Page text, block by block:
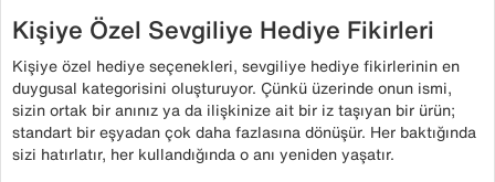
Kişiye Özel Sevgiliye Hediye Fikirleri
Kişiye özel hediye seçenekleri, sevgiliye hediye fikirlerinin en
duygusal kategorisini oluşturuyor. Çünkü üzerinde onun ismi,
sizin ortak bir anınız ya da ilişkinize ait bir iz taşıyan bir ürün;
standart bir eşyadan çok daha fazlasına dönüşür. Her baktığında
sizi hatırlatır, her kullandığında o anı yeniden yaşatır.